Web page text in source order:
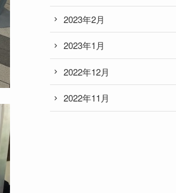
2023年2月
2023年1月
2022年12月
2022年11月